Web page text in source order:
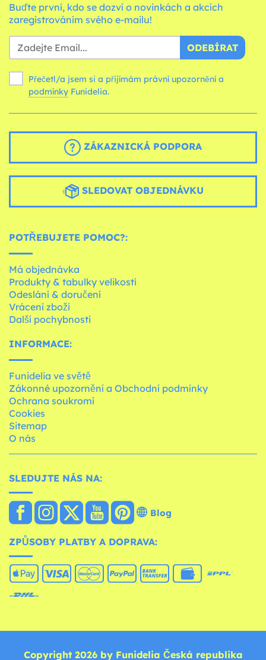
Buďte první, kdo se dozví o novinkách a akcích
zaregistrováním svého e-mailu!
ODEBÍRAT
Přečetl/a jsem si a přijímám právní upozornění a
podmínky Funidelia.
ZÁKAZNICKÁ PODPORA
SLEDOVAT OBJEDNÁVKU
POTŘEBUJETE POMOC?:
Má objednávka
Produkty & tabulky velikostí
Odeslání & doručení
Vrácení zboží
Další pochybnosti
INFORMACE:
Funidelia ve světě
Zákonné upozornění a Obchodní podmínky
Ochrana soukromí
Cookies
Sitemap
O nás
SLEDUJTE NÁS NA:
Blog
ZPŮSOBY PLATBY A DOPRAVA:
Copyright 2026 by Funidelia Česká republika